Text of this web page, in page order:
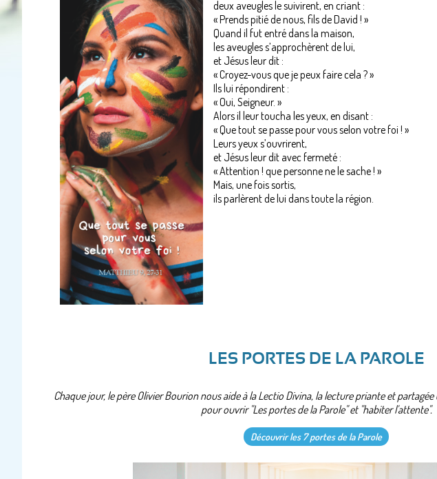
deux aveugles le suivirent, en criant :
« Prends pitié de nous, fils de David ! »
Quand il fut entré dans la maison,
les aveugles s’approchèrent de lui,
et Jésus leur dit :
« Croyez-vous que je peux faire cela ? »
Ils lui répondirent :
« Oui, Seigneur. »
Alors il leur toucha les yeux, en disant :
« Que tout se passe pour vous selon votre foi ! »
Leurs yeux s’ouvrirent,
et Jésus leur dit avec fermeté :
« Attention ! que personne ne le sache ! »
Mais, une fois sortis,
ils parlèrent de lui dans toute la région.
LES PORTES DE LA PAROLE
Chaque jour, le père Olivier Bourion nous aide à la Lectio Divina, la lecture priante et
pour ouvrir "Les portes de la Parole" et "habiter l'attente".
Découvrir les 7 portes de la Parole